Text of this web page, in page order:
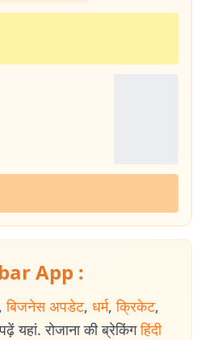
App :
बिजनेस अपडेट, धर्म, क्रिकेट,
यहां. रोजाना की ब्रेकिंग हिंदी